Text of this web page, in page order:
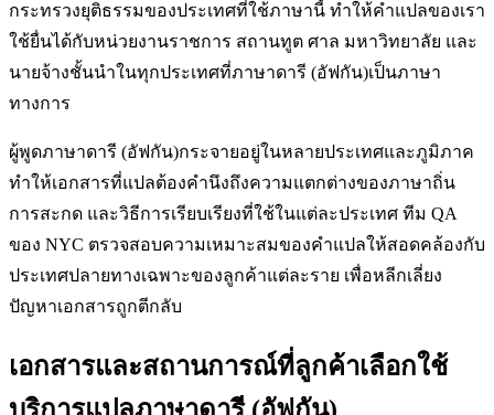
กระทรวงยุติธรรมของประเทศที่ใช้ภาษานี้ ทำให้คำแปลของเรา
ใช้ยื่นได้กับหน่วยงานราชการ สถานทูต ศาล มหาวิทยาลัย และ
นายจ้างชั้นนำในทุกประเทศที่ภาษาดารี (อัฟกัน)เป็นภาษา
ทางการ
ผู้พูดภาษาดารี (อัฟกัน)กระจายอยู่ในหลายประเทศและภูมิภาค
ทำให้เอกสารที่แปลต้องคำนึงถึงความแตกต่างของภาษาถิ่น
การสะกด และวิธีการเรียบเรียงที่ใช้ในแต่ละประเทศ ทีม QA
ของ NYC ตรวจสอบความเหมาะสมของคำแปลให้สอดคล้องกับ
ประเทศปลายทางเฉพาะของลูกค้าแต่ละราย เพื่อหลีกเลี่ยง
ปัญหาเอกสารถูกตีกลับ
เอกสารและสถานการณ์ที่ลูกค้าเลือกใช้